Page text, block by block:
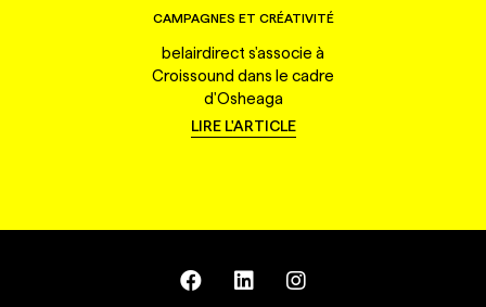
CAMPAGNES ET CRÉATIVITÉ
belairdirect s'associe à
Croissound dans le cadre
d'Osheaga
LIRE L'ARTICLE